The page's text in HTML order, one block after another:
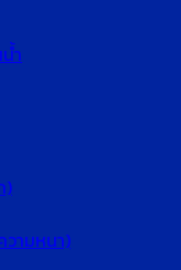
ำ
)
วามหนา)